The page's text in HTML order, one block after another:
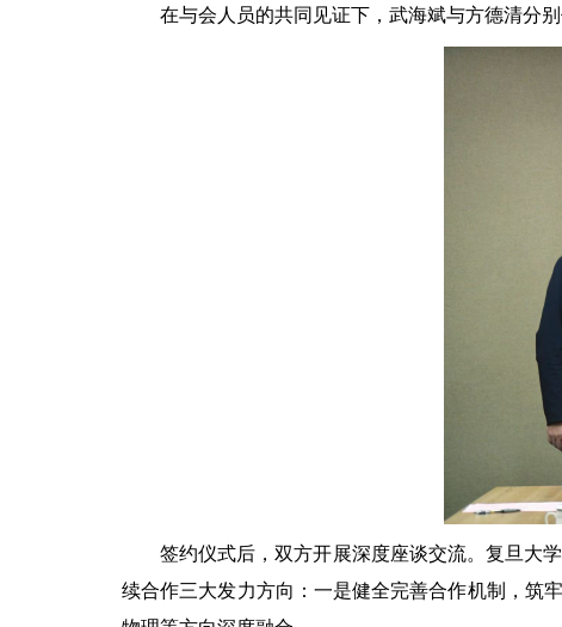
在与会人员的共同见证下，武海斌与方德清分
签约仪式后，双方开展深度座谈交流。复旦大
续合作三大发力方向：一是健全完善合作机制，筑